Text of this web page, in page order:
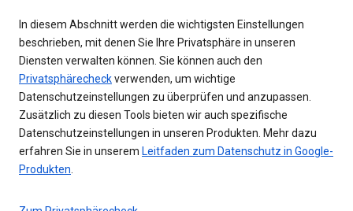
In diesem Abschnitt werden die wichtigsten Einstellungen
beschrieben, mit denen Sie Ihre Privatsphäre in unseren
Diensten verwalten können. Sie können auch den
Privatsphärecheckverwenden, um wichtige
Datenschutzeinstellungen zu überprüfen und anzupassen.
Zusätzlich zu diesen Tools bieten wir auch spezifische
Datenschutzeinstellungen in unseren Produkten. Mehr dazu
erfahren Sie in unserem Leitfaden zum Datenschutz in Google-
Produkten